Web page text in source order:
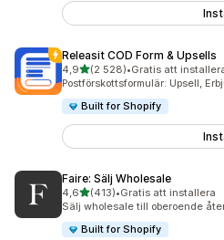
Releasit COD Form & Upsells
4,9av 5 stjärnor
(2 528)
2528 recensioner totalt
•Gratis att
Postförskottsformulär: Upsell,
Built for Shopify
Faire: Sälj Wholesale
4,6av 5 stjärnor
(413)
413 recensioner totalt
•Gratis att installera
Sälj wholesale till oberoende
Built for Shopify